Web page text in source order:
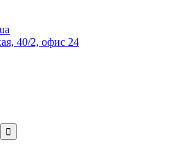
40/2, офис 24